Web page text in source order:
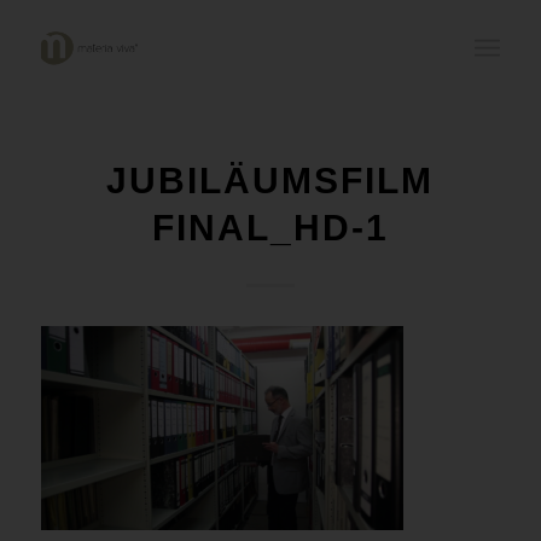
JUBILÄUMSFILM
FINAL_HD-1